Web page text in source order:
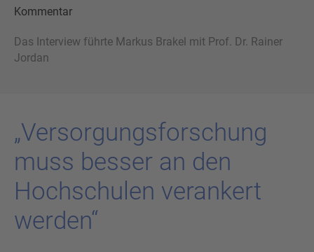
Kommentar
Das Interview führte Markus Brakel mit Prof. Dr. Rainer
Jordan
„Ver­sor­gungs­for­schung
muss bes­ser an den
Hoch­schu­len ver­an­kert
wer­den“